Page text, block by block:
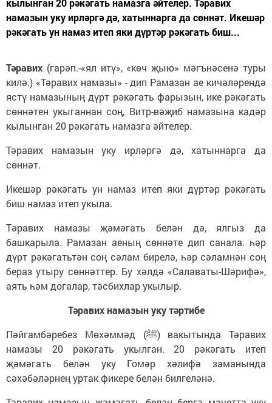
кылынган 20 рәкәгать намазга әйтелер. Тәравих
намазын уку ирләргә дә, хатыннарга да сөннәт. Икешәр
рәкәгать ун намаз итеп яки дүртәр рәкәгать биш...
Тәравих (гарәп.-«ял итү», «көч җыю» мәгънәсенә туры
килә.) «Тәравих намазы» - дип Рамазан ае кичәләрендә
ястү намазының дүрт рәкәгать фарызын, ике рәкәгать
сөннәтен укыганнан соң, Витр-вәҗиб намазына кадәр
кылынган 20 рәкәгать намазга әйтелер.
Тәравих намазын уку ирләргә дә, хатыннарга да
сөннәт.
Икешәр рәкәгать ун намаз итеп яки дүртәр рәкәгать
биш намаз итеп укыла.
Tәравих намазы җәмәгать белән дә, ялгыз да
башкарыла. Рамазан аеның сөннәте дип санала. һәр
дүрт рәкәгатьтән соң сәлам бирелә, һәр сәламнән соң
бераз утыру сөннәттер. Бу хәлдә «Салаваты-Шәрифә»,
аять һәм догалар, тәсбихлар укылыр.
Тәравих намазын уку тәртибе
Пәйгамбәребез Мөхәммәд (ﷺ) вакытында Тәравих
намазы 20 рәкәгать укылган. 20 рәкәгать итеп
җәмәгать белән уку Гомәр хәлифә заманында
сәхәбәләрнең уртак фикере белән билгеләнә.